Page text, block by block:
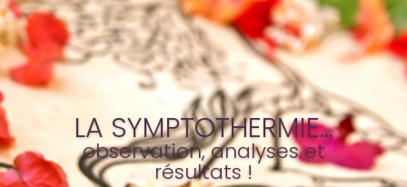
LA SYMPTOTHERMIE…
observation, analyses et
résultats !